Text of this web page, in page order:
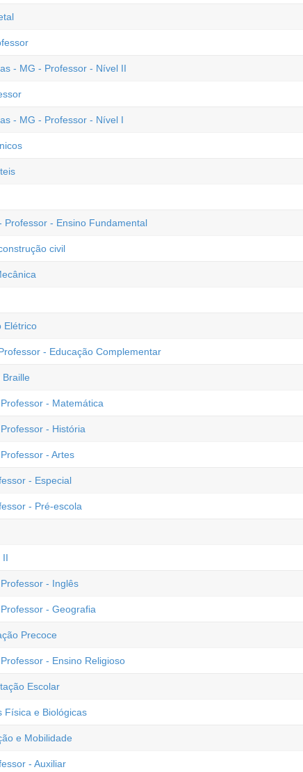
- MG - Professor - Nível II
- MG - Professor - Nível I
Professor - Ensino Fundamental
civil
Elétrico
- Educação Complementar
- Matemática
- História
- Artes
- Especial
- Pré-escola
II
- Inglês
- Geografia
Precoce
- Ensino Religioso
Escolar
Física e Biológicas
e Mobilidade
- Auxiliar